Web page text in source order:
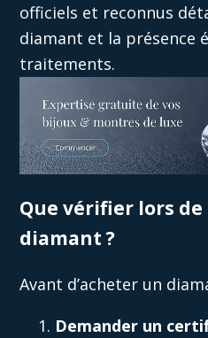
officiels et reconnus
diamant et la présence
traitements.
Que vérifier lors
diamant ?
Avant d’acheter un
Demander un